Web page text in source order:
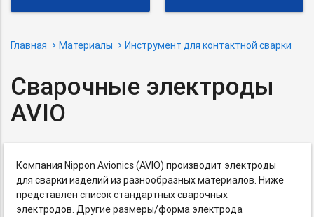
Главная Материалы Инструмент для контактной сварки
Сварочные электроды
AVIO
Компания Nippon Avionics (AVIO) производит электроды
для сварки изделий из разнообразных материалов. Ниже
представлен список стандартных сварочных
электродов. Другие размеры/форма электрода